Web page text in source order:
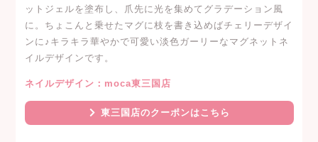
ットジェルを塗布し、爪先に光を集めてグラデーション風
に。ちょこんと乗せたマグに枝を書き込めばチェリーデザイ
ンに♪キラキラ華やかで可愛い淡色ガーリーなマグネットネ
イルデザインです。
ネイルデザイン：moca東三国店
東三国店のクーポンはこちら